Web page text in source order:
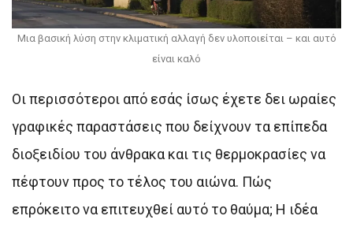
Μια βασική λύση στην κλιματική αλλαγή δεν υλοποιείται – και αυτό
είναι καλό
Οι περισσότεροι από εσάς ίσως έχετε δει ωραίες
γραφικές παραστάσεις που δείχνουν τα επίπεδα
διοξειδίου του άνθρακα και τις θερμοκρασίες να
πέφτουν προς το τέλος του αιώνα. Πώς
επρόκειτο να επιτευχθεί αυτό το θαύμα; Η ιδέα